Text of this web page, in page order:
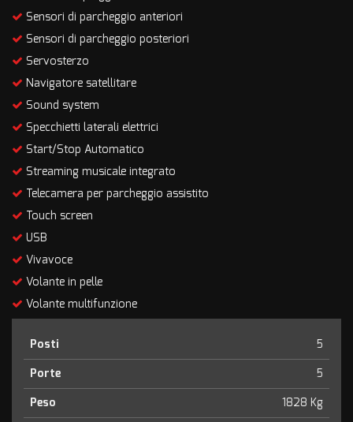
Sensori di parcheggio anteriori
Sensori di parcheggio posteriori
Servosterzo
Navigatore satellitare
Sound system
Specchietti laterali elettrici
Start/Stop Automatico
Streaming musicale integrato
Telecamera per parcheggio assistito
Touch screen
USB
Vivavoce
Volante in pelle
Volante multifunzione
Posti
5
Porte
5
Peso
1828 Kg